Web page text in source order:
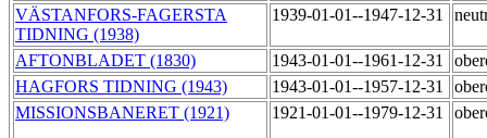
VÄSTANFORS-FAGERSTA
TIDNING (1938)
1939-01-01--1947-12-31
AFTONBLADET (1830) 1943-01-01--1961-12-31
HAGFORS TIDNING (1943)
1943-01-01--1957-12-31
MISSIONSBANERET (1921)
1921-01-01--1979-12-31